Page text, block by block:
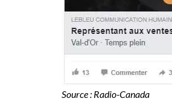
Source : Radio-Canada